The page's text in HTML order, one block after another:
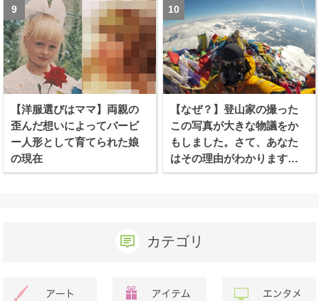
【洋服選びはママ】両親の
歪んだ想いによってバービ
ー人形として育てられた娘
の現在
【なぜ？】登山家の撮った
この写真が大きな物議をか
もしました。さて、あなた
はその理由がわかります
か？
カテゴリ